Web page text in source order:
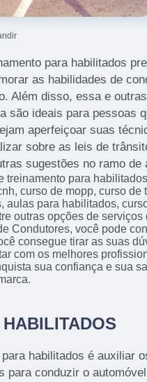
para habilitados
as habilidades de
Além disso, essa e
são ideais para pessoas
aperfeiçoar suas
sobre as leis de
sugestões no ramo de
treinamento para
curso de mopp, curso de
aulas para habilitados,
outras opções de
Condutores, você pode
consegue tirar as suas
com os melhores
sua confiança e sua
habilitados é auxiliar
para conduzir o